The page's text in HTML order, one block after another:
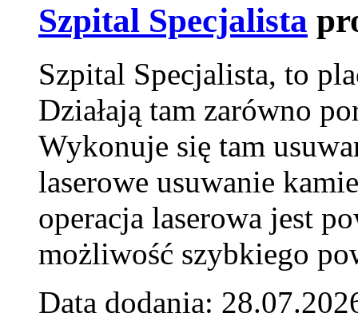
Szpital Specjalista
Szpital Specjalista, to
Działają tam zarówno
Wykonuje się tam
laserowe usuwanie
operacja laserowa jest
możliwość szybkiego
Data dodania: